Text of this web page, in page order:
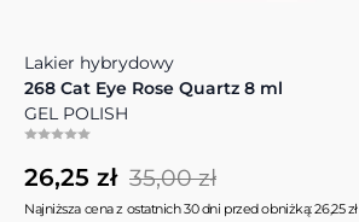
Lakier hybrydowy
268 Cat Eye Rose Quartz 8 ml
GEL POLISH
26,25 zł 35,00 zł
Najniższa cena z ostatnich 30 dni przed obniżką: 26,25 zł